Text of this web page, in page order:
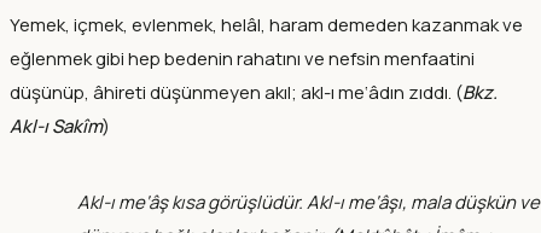
Yemek, içmek, evlenmek, helâl, haram demeden kazanmak ve
eğlenmek gibi hep bedenin rahatını ve nefsin menfaatini
düşünüp, âhireti düşünmeyen akıl; akl-ı me‘âdın zıddı. (Bkz.
Akl-ı Sakîm)
Akl-ı me‘âş kısa görüşlüdür. Akl-ı me‘âşı, mala düşkün ve